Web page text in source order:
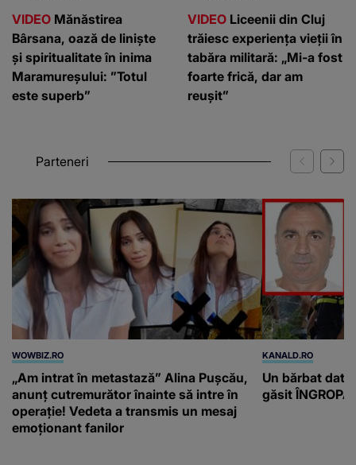
VIDEO Mănăstirea
Bârsana, oază de liniște
și spiritualitate în inima
Maramureșului: ”Totul
este superb”
VIDEO Liceenii din Cluj
trăiesc experiența vieții în
tabăra militară: „Mi-a fost
foarte frică, dar am
reușit”
Parteneri
WOWBIZ.RO
„Am intrat în metastază” Alina Pușcău,
anunț cutremurător înainte să intre în
operație! Vedeta a transmis un mesaj
emoționant fanilor
KANALD.RO
Un bărbat dat
găsit